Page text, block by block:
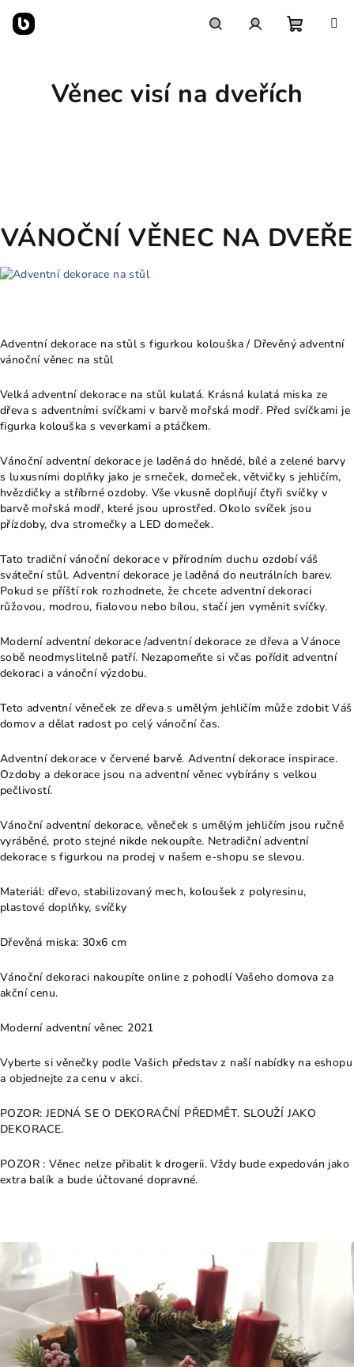
obsah
košík
Věnec visí na dveřích
VÁNOČNÍ VĚNEC NA DVEŘE
Adventní dekorace na stůl s figurkou kolouška / Dřevěný adventní
vánoční věnec na stůl
Velká adventní dekorace na stůl kulatá. Krásná kulatá miska ze
dřeva s adventními svíčkami v barvě mořská modř. Před svíčkami je
figurka kolouška s veverkami a ptáčkem.
Vánoční adventní dekorace je laděná do hnědé, bílé a zelené barvy
s luxusními doplňky jako je srneček, domeček, větvičky s jehličím,
hvězdičky a stříbrné ozdoby. Vše vkusně doplňují čtyři svíčky v
barvě mořská modř, které jsou uprostřed. Okolo svíček jsou
přízdoby, dva stromečky a LED domeček.
Tato tradiční vánoční dekorace v přírodním duchu ozdobí váš
sváteční stůl. Adventní dekorace je laděná do neutrálních barev.
Pokud se příští rok rozhodnete, že chcete adventní dekoraci
růžovou, modrou, fialovou nebo bílou, stačí jen vyměnit svíčky.
Moderní adventní dekorace /adventní dekorace ze dřeva a Vánoce
sobě neodmyslitelně patří. Nezapomeňte si včas pořídit adventní
dekoraci a vánoční výzdobu.
Teto adventní věneček ze dřeva s umělým jehličím může zdobit Váš
domov a dělat radost po celý vánoční čas.
Adventní dekorace v červené barvě. Adventní dekorace inspirace.
Ozdoby a dekorace jsou na adventní věnec vybírány s velkou
pečlivostí.
Vánoční adventní dekorace, věneček s umělým jehličím jsou ručně
vyráběné, proto stejné nikde nekoupíte. Netradiční adventní
dekorace s figurkou na prodej v našem e-shopu se slevou.
Materiál: dřevo, stabilizovaný mech, koloušek z polyresinu,
plastové doplňky, svíčky
Dřevěná miska: 30x6 cm
Vánoční dekoraci nakoupíte online z pohodlí Vašeho domova za
akční cenu.
Moderní adventní věnec 2021
Vyberte si věnečky podle Vašich představ z naší nabídky na eshopu
a objednejte za cenu v akci.
POZOR: JEDNÁ SE O DEKORAČNÍ PŘEDMĚT. SLOUŽÍ JAKO
DEKORACE.
POZOR : Věnec nelze přibalit k drogerii. Vždy bude expedován jako
extra balík a bude účtované dopravné.